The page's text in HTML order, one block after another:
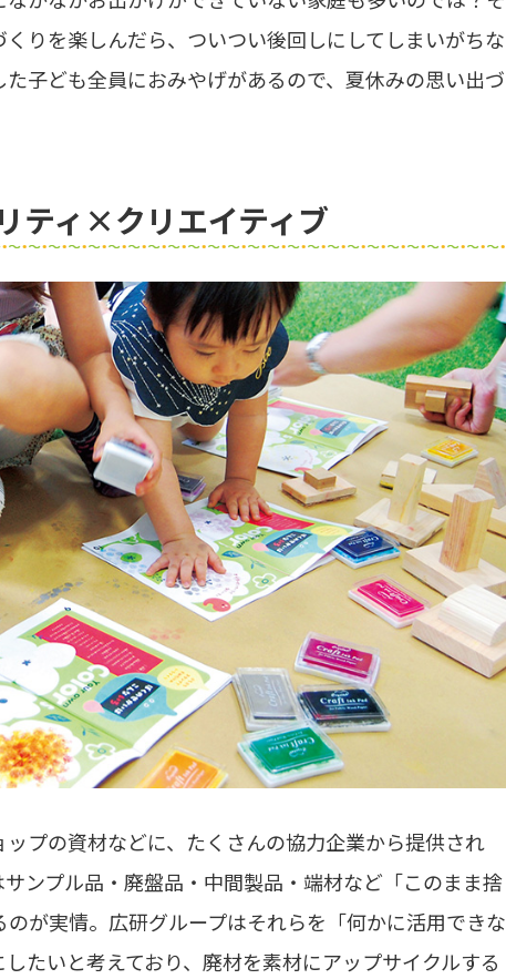
りを楽しんだら、ついつい後回しにしてしまいがちな
子ども全員におみやげがあるので、夏休みの思い出づ
ティ×クリエイティブ
プの資材などに、たくさんの協力企業から提供され
ンプル品・廃盤品・中間製品・端材など「このまま捨
が実情。広研グループはそれらを「何かに活用できな
たいと考えており、廃材を素材にアップサイクルする